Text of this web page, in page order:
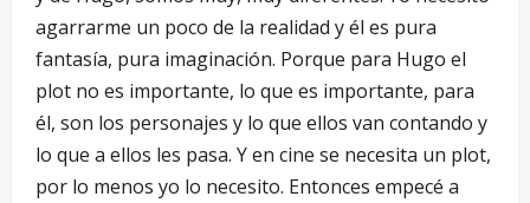
agarrarme un poco de la realidad y él es pura
fantasía, pura imaginación. Porque para Hugo el
plot no es importante, lo que es importante, para
él, son los personajes y lo que ellos van contando y
lo que a ellos les pasa. Y en cine se necesita un plot,
por lo menos yo lo necesito. Entonces empecé a